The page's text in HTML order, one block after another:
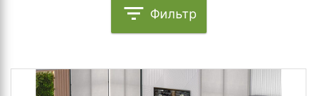
filter_list Фильтр